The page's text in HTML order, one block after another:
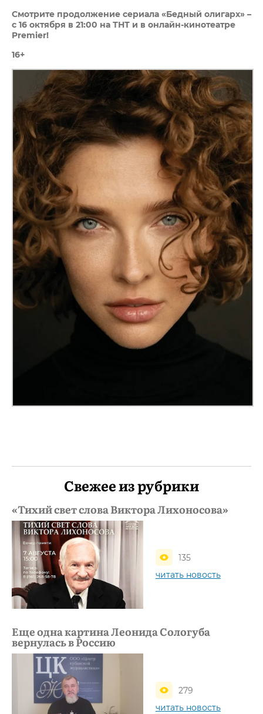
Смотрите продолжение сериала «Бедный олигарх» –
с 16 октября в 21:00 на ТНТ и в онлайн-кинотеатре
Premier!
16+
Свежее из рубрики
«Тихий свет слова Виктора Лихоносова»
135
читать новость
Еще одна картина Леонида Сологуба
вернулась в Россию
279
читать новость